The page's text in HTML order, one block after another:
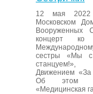
12 мая
Московском
Вооруженных
концерт
сестры «Мы с
Движением
Об этом
«Медицинская